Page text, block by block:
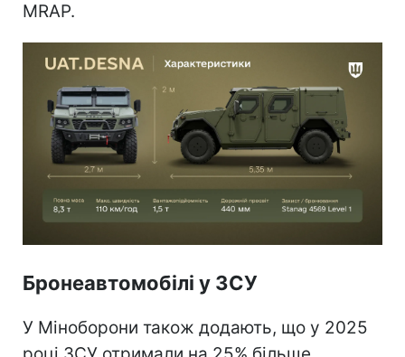
MRAP.
Бронеавтомобілі у ЗСУ
У Міноборони також додають, що у 2025